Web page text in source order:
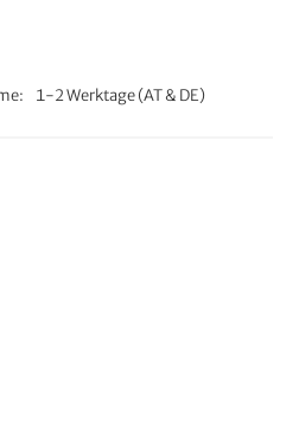
1-2 Werktage (AT & DE)